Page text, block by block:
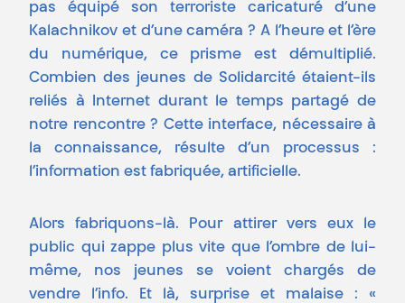
pas équipé son terroriste caricaturé d’une
Kalachnikov et d’une caméra ? A l’heure et l’ère
du numérique, ce prisme est démultiplié.
Combien des jeunes de Solidarcité étaient-ils
reliés à Internet durant le temps partagé de
notre rencontre ? Cette interface, nécessaire à
la connaissance, résulte d’un processus :
l’information est fabriquée, artificielle.
Alors fabriquons-là. Pour attirer vers eux le
public qui zappe plus vite que l’ombre de lui-
même, nos jeunes se voient chargés de
vendre l’info. Et là, surprise et malaise : «